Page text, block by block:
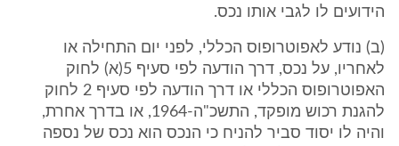
הידועים לו לגבי אותו נכס.
(ב) נודע לאפוטרופוס הכללי, לפני יום התחילה או
לאחריו, על נכס, דרך הודעה לפי סעיף 5(א) לחוק
האפוטרופוס הכללי או דרך הודעה לפי סעיף 2 לחוק
להגנת רכוש מופקד, התשכ"ה-1964, או בדרך אחרת,
והיה לו יסוד סביר להניח כי הנכס הוא נכס של נספה